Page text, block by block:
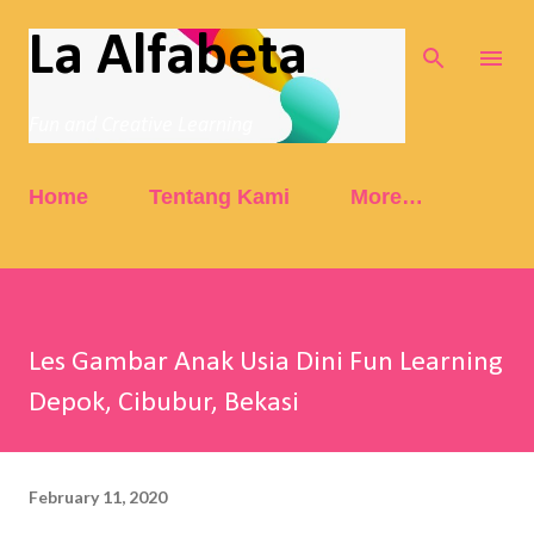
Skip to main content
La Alfabeta
Home Tentang Kami More…
Les Gambar Anak Usia Dini Fun Learning
Depok, Cibubur, Bekasi
February 11, 2020